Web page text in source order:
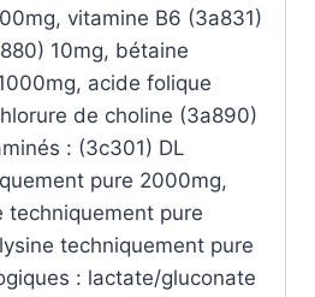
vitamine B6 (3a831)
10mg, bétaine
acide folique
de choline (3a890)
: (3c301) DL
pure 2000mg,
techniquement pure
techniquement pure
: lactate/gluconate